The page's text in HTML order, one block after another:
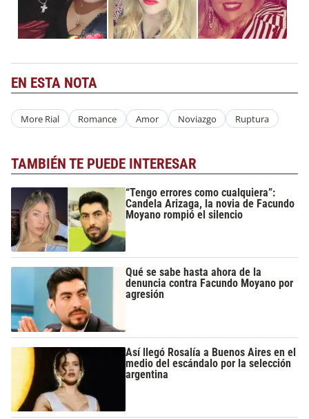
EN ESTA NOTA
More Rial Romance Amor Noviazgo Ruptura
TAMBIÉN TE PUEDE INTERESAR
“Tengo errores como cualquiera”:
Candela Arizaga, la novia de Facundo
Moyano rompió el silencio
Qué se sabe hasta ahora de la
denuncia contra Facundo Moyano por
agresión
Así llegó Rosalía a Buenos Aires en el
medio del escándalo por la selección
argentina